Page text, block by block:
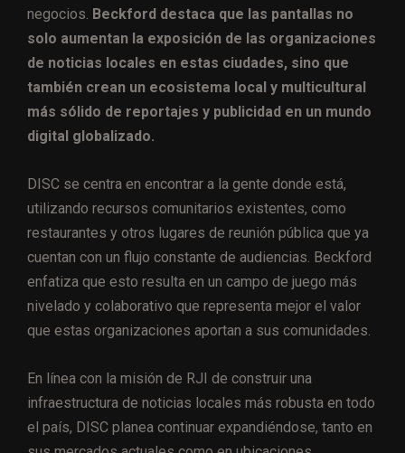
negocios. Beckford destaca que las pantallas no
solo aumentan la exposición de las organizaciones
de noticias locales en estas ciudades, sino que
también crean un ecosistema local y multicultural
más sólido de reportajes y publicidad en un mundo
digital globalizado.
DISC se centra en encontrar a la gente donde está,
utilizando recursos comunitarios existentes, como
restaurantes y otros lugares de reunión pública que ya
cuentan con un flujo constante de audiencias. Beckford
enfatiza que esto resulta en un campo de juego más
nivelado y colaborativo que representa mejor el valor
que estas organizaciones aportan a sus comunidades.
En línea con la misión de RJI de construir una
infraestructura de noticias locales más robusta en todo
el país, DISC planea continuar expandiéndose, tanto en